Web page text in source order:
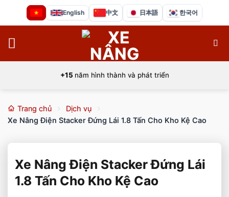
dung
English 中文 日本語 한국어
+15 năm hình thành và phát triển
Trang chủ
Dịch vụ
Xe Nâng Điện Stacker Đứng Lái 1.8 Tấn Cho Kho Kệ Cao
Xe Nâng Điện Stacker Đứng Lái
1.8 Tấn Cho Kho Kệ Cao